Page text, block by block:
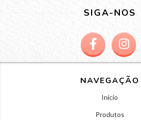
SIGA-NOS
NAVEGAÇÃO
Início
Produtos